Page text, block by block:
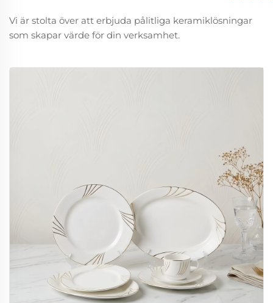
Vi är stolta över att erbjuda pålitliga keramiklösningar
som skapar värde för din verksamhet.